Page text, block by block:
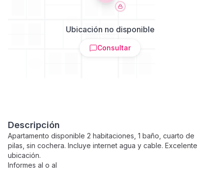
Ubicación no disponible
Consultar
Descripción
Apartamento disponible 2 habitaciones, 1 baño, cuarto de
pilas, sin cochera. Incluye internet agua y cable. Excelente
ubicación.
Informes al o al